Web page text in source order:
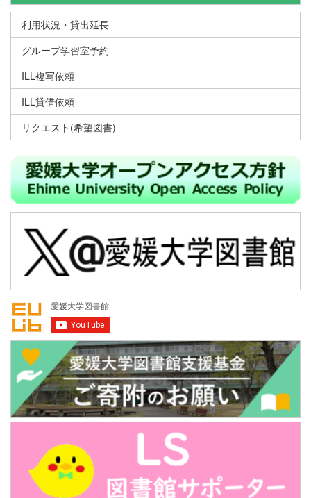
利用状況・貸出延長
グループ学習室予約
ILL複写依頼
ILL貸借依頼
リクエスト(希望図書)